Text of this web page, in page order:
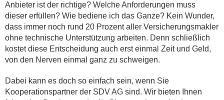
Anbieter ist der richtige? Welche Anforderungen muss
dieser erfüllen? Wie bediene ich das Ganze? Kein Wunder,
dass immer noch rund 20 Prozent aller Versicherungsmakler
ohne technische Unterstützung arbeiten. Denn schließlich
kostet diese Entscheidung auch erst einmal Zeit und Geld,
von den Nerven einmal ganz zu schweigen.
Dabei kann es doch so einfach sein, wenn Sie
Kooperationspartner der SDV AG sind. Wir bieten Ihnen